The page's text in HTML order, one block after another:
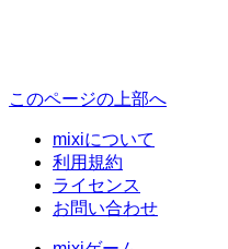
このページの上部へ
mixiについて
利用規約
ライセンス
お問い合わせ